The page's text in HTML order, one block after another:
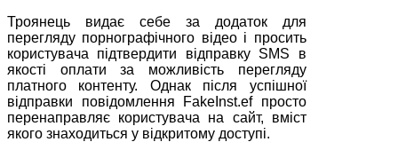
Троянець видає себе за додаток для
перегляду порнографічного відео і просить
користувача підтвердити відправку SMS в
якості оплати за можливість перегляду
платного контенту. Однак після успішної
відправки повідомлення FakeInst.ef просто
перенаправляє користувача на сайт, вміст
якого знаходиться у відкритому доступі.